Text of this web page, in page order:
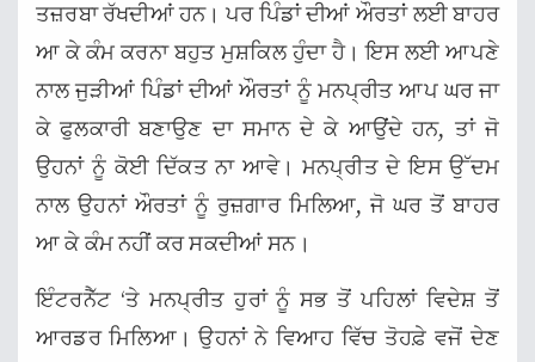
ਤਜ਼ਰਬਾ ਰੱਖਦੀਆਂ ਹਨ। ਪਰ ਪਿੰਡਾਂ ਦੀਆਂ ਔਰਤਾਂ ਲਈ ਬਾਹਰ
ਆ ਕੇ ਕੰਮ ਕਰਨਾ ਬਹੁਤ ਮੁਸ਼ਕਿਲ ਹੁੰਦਾ ਹੈ। ਇਸ ਲਈ ਆਪਣੇ
ਨਾਲ ਜੁੜੀਆਂ ਪਿੰਡਾਂ ਦੀਆਂ ਔਰਤਾਂ ਨੂੰ ਮਨਪ੍ਰੀਤ ਆਪ ਘਰ ਜਾ
ਕੇ ਫੁਲਕਾਰੀ ਬਣਾਉਣ ਦਾ ਸਮਾਨ ਦੇ ਕੇ ਆਉਂਦੇ ਹਨ, ਤਾਂ ਜੋ
ਉਹਨਾਂ ਨੂੰ ਕੋਈ ਦਿੱਕਤ ਨਾ ਆਵੇ। ਮਨਪ੍ਰੀਤ ਦੇ ਇਸ ਉੱਦਮ
ਨਾਲ ਉਹਨਾਂ ਔਰਤਾਂ ਨੂੰ ਰੁਜ਼ਗਾਰ ਮਿਲਿਆ, ਜੋ ਘਰ ਤੋਂ ਬਾਹਰ
ਆ ਕੇ ਕੰਮ ਨਹੀਂ ਕਰ ਸਕਦੀਆਂ ਸਨ।
ਇੰਟਰਨੈੱਟ ‘ਤੇ ਮਨਪ੍ਰੀਤ ਹੁਰਾਂ ਨੂੰ ਸਭ ਤੋਂ ਪਹਿਲਾਂ ਵਿਦੇਸ਼ ਤੋਂ
ਆਰਡਰ ਮਿਲਿਆ। ਉਹਨਾਂ ਨੇ ਵਿਆਹ ਵਿੱਚ ਤੋਹਫ਼ੇ ਵਜੋਂ ਦੇਣ